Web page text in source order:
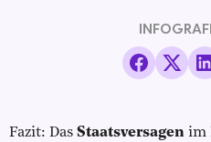
Fazit: Das Staatsversagen im